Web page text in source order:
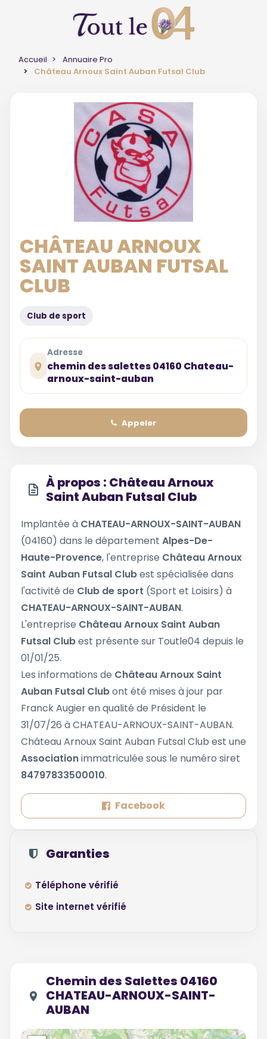
Accueil
Annuaire Pro
Château Arnoux Saint Auban Futsal Club
CHÂTEAU ARNOUX
SAINT AUBAN FUTSAL
CLUB
Club de sport
Adresse
chemin des salettes 04160 Chateau-
arnoux-saint-auban
Appeler
À propos : Château Arnoux
Saint Auban Futsal Club
Implantée à CHATEAU-ARNOUX-SAINT-AUBAN
(04160) dans le département Alpes-De-
Haute-Provence, l'entreprise Château Arnoux
Saint Auban Futsal Clubest spécialisée dans
l'activité de Club de sport (Sport et Loisirs) à
CHATEAU-ARNOUX-SAINT-AUBAN.
L'entreprise Château Arnoux Saint Auban
Futsal Clubest présente sur Toutle04 depuis le
01/01/25.
Les informations de Château Arnoux Saint
Auban Futsal Clubont été mises à jour par
Franck Augier en qualité de Président le
31/07/26 à CHATEAU-ARNOUX-SAINT-AUBAN.
Château Arnoux Saint Auban Futsal Club est une
Associationimmatriculée sous le numéro siret
84797833500010.
Facebook
Garanties
Téléphone vérifié
Site internet vérifié
Chemin des Salettes 04160
CHATEAU-ARNOUX-SAINT-
AUBAN